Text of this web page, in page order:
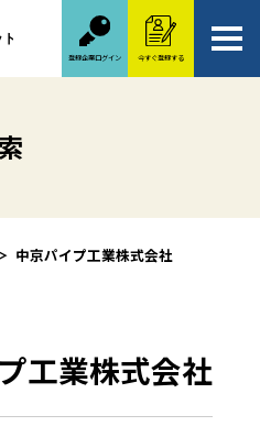
登録企業ログイン 今すぐ登録する
中京パイプ工業株式会社
工業株式会社